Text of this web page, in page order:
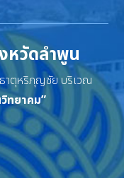
หวัดลำพูน
าตุหริภุญชัย บริเวณ
วิทยาคม”